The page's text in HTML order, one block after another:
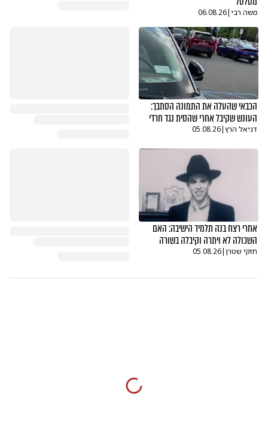
משה רבי|
06.08.26
הכבאי שהעלה את התמונה הסתבך:
העונש שקיבל אחרי שהסית נגד חרדי
דניאל הרץ|
05.08.26
אחרי רצח בנה תלמיד הישיבה: האם
השכולה לא ויתרה וקיבלה בשורה
חזקי שטרן|
05.08.26